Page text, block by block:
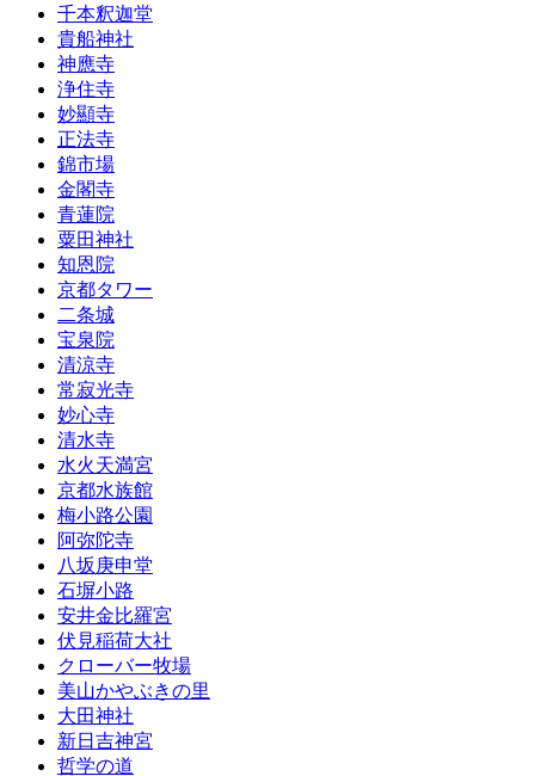
千本釈迦堂
貴船神社
神應寺
浄住寺
妙顯寺
正法寺
錦市場
金閣寺
青蓮院
粟田神社
知恩院
京都タワー
二条城
宝泉院
清涼寺
常寂光寺
妙心寺
清水寺
水火天満宮
京都水族館
梅小路公園
阿弥陀寺
八坂庚申堂
石塀小路
安井金比羅宮
伏見稲荷大社
クローバー牧場
美山かやぶきの里
大田神社
新日吉神宮
哲学の道